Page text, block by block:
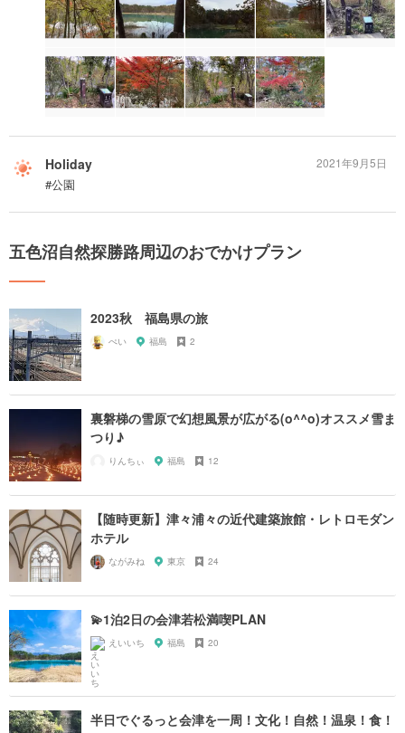
Holiday
#公園
2021年9月5日
五色沼自然探勝路周辺のおでかけプラン
2023秋 福島県の旅
ぺい 福島 2
裏磐梯の雪原で幻想風景が広がる(o^^o)オススメ雪ま
つり♪
りんちぃ 福島 12
【随時更新】津々浦々の近代建築旅館・レトロモダン
ホテル
ながみね 東京 24
💫1泊2日の会津若松満喫PLAN
えいいち 福島 20
半日でぐるっと会津を一周！文化！自然！温泉！食！